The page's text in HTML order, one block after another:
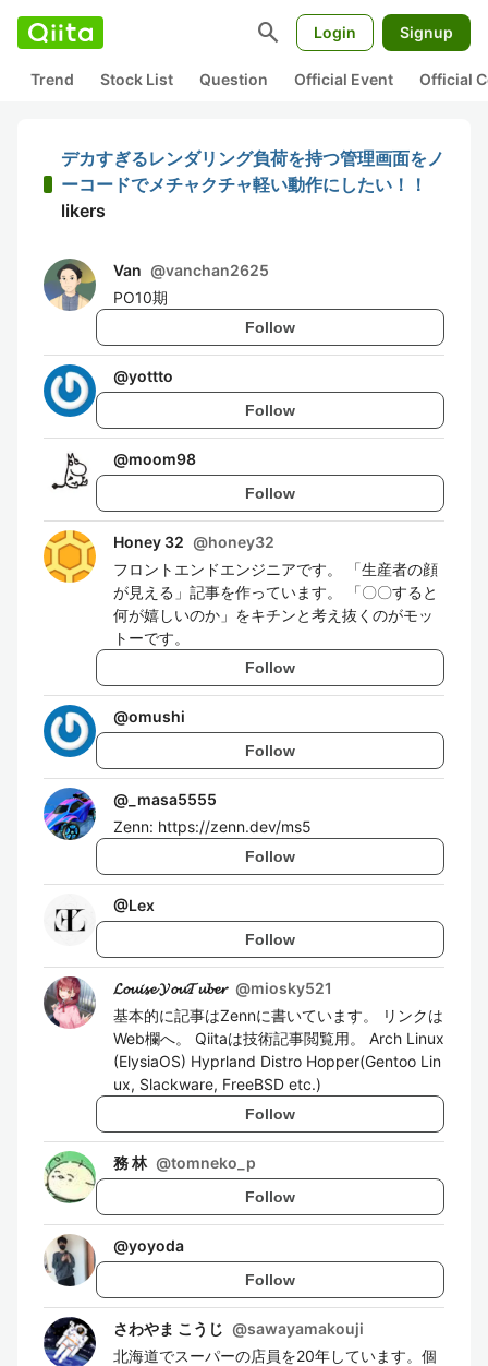
search Login Signup
Trend Stock List Question Official Event Official
デカすぎるレンダリング負荷を持つ管理画面をノ
ーコードでメチャクチャ軽い動作にしたい！！
likers
Van @vanchan2625
PO10期
Follow
@yottto
Follow
@moom98
Follow
Honey 32 @honey32
フロントエンドエンジニアです。 「生産者の顔
が見える」記事を作っています。 「〇〇すると
何が嬉しいのか」をキチンと考え抜くのがモッ
トーです。
Follow
@omushi
Follow
@ _masa5555
Zenn: https://zenn.dev/ms5
Follow
@Lex
Follow
𝓛𝓸𝓾𝓲𝓼𝓮 𝓨𝓸𝓾𝓣𝓾𝓫𝓮𝓻 @miosky521
基本的に記事はZennに書いています。 リンクは
Web欄へ。 Qiitaは技術記事閲覧用。 Arch Linux
(ElysiaOS) Hyprland Distro Hopper(Gentoo Lin
ux, Slackware, FreeBSD etc.)
Follow
務 林 @tomneko_p
Follow
@yoyoda
Follow
さわやま こうじ @sawayamakouji
北海道でスーパーの店員を20年しています。個